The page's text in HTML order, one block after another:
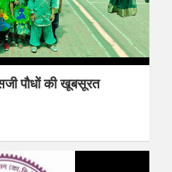
सजी पौधों की खूबसूरत